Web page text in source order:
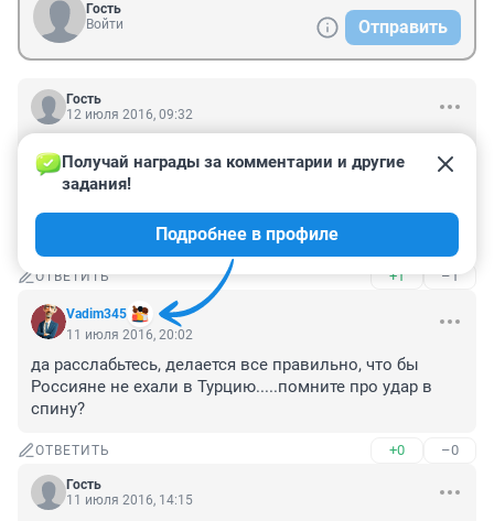
Гость
Войти
Отправить
Гость
12 июля 2016, 09:32
вытрут ноги. В турции помидорка перезревает её
надо скорее кушать. Наташки хотят валюты. Никакого
уважения к людям в России. Эрдоган же "плохой" или
Эрдоган "хороший."
ОТВЕТИТЬ +1 –1
Vadim345
Получай награды за комментарии и другие
задания!
Подробнее в профиле
11 июля 2016, 20:02
да расслабьтесь, делается все правильно, что бы
Россияне не ехали в Турцию.....помните про удар в
спину?
ОТВЕТИТЬ +0 –0
Гость
11 июля 2016, 14:15